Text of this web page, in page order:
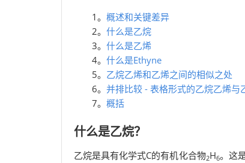
1。 概述和关键差异
2。 什么是乙烷
3。 什么是乙烯
4。 什么是Ethyne
5。 乙烷乙烯和乙烯之间的相似之处
6。 并排比较 - 表格形式的乙烷乙烯与
7。 概括
什么是乙烷？
乙烷是具有化学式C的有机化合物2H6。这